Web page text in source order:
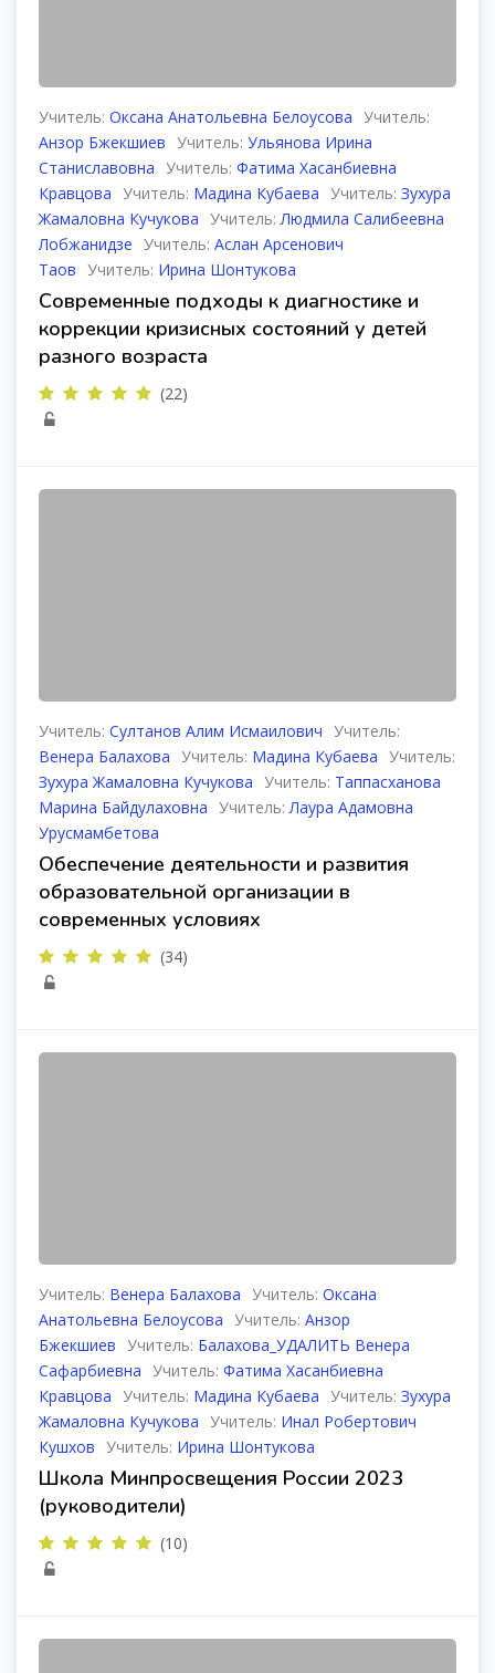
Учитель: Оксана Анатольевна Белоусова Учитель:
Анзор Бжекшиев Учитель: Ульянова Ирина
Станиславовна Учитель: Фатима Хасанбиевна
Кравцова Учитель: Мадина Кубаева Учитель: Зухура
Жамаловна Кучукова Учитель:Людмила Салибеевна
Лобжанидзе Учитель: Аслан Арсенович
Таов Учитель: Ирина Шонтукова
Современные подходы к диагностике и
коррекции кризисных состояний у детей
разного возраста
(22)
Учитель: Султанов Алим Исмаилович Учитель:
Венера Балахова Учитель: Мадина Кубаева Учитель:
Зухура Жамаловна Кучукова Учитель: Таппасханова
Марина Байдулаховна Учитель:Лаура Адамовна
Урусмамбетова
Обеспечение деятельности и развития
образовательной организации в
современных условиях
(34)
Учитель: Венера Балахова Учитель: Оксана
Анатольевна Белоусова Учитель: Анзор
Бжекшиев Учитель: Балахова_УДАЛИТЬ Венера
Сафарбиевна Учитель: Фатима Хасанбиевна
Кравцова Учитель: Мадина Кубаева Учитель: Зухура
Жамаловна Кучукова Учитель: Инал Робертович
Кушхов Учитель: Ирина Шонтукова
Школа Минпросвещения России 2023
(руководители)
(10)